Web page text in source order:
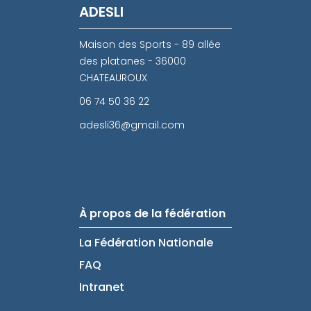
ADESLI
Maison des Sports - 89 allée
des platanes - 36000
CHATEAUROUX
06 74 50 36 22
adesli36@gmail.com
À propos de la fédération
La Fédération Nationale
FAQ
Intranet